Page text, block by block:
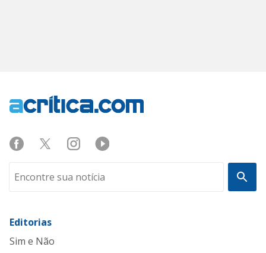
Editorias
Sim e Não